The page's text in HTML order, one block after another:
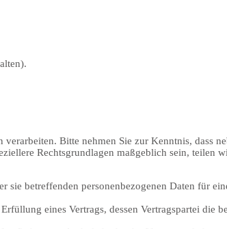
Bitte nehmen Sie zur Kenntnis, dass
Rechtsgrundlagen maßgeblich sein, teilen
betreffenden personenbezogenen Daten für
eines Vertrags, dessen Vertragspartei die